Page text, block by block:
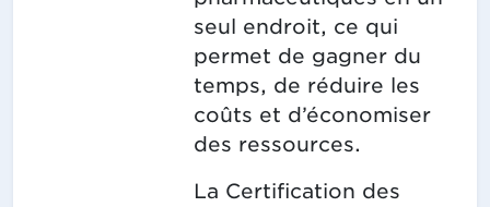
seul endroit, ce qui
permet de gagner du
temps, de réduire les
coûts et d’économiser
des ressources.
La Certification des